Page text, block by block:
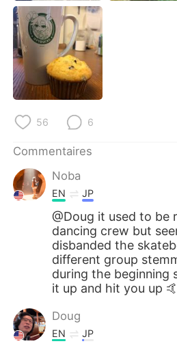
56 6
Commentaires
Noba
EN JP
@Doug it used to be
dancing crew but
disbanded the
different group
during the beginning
it up and hit you up
Doug
EN JP